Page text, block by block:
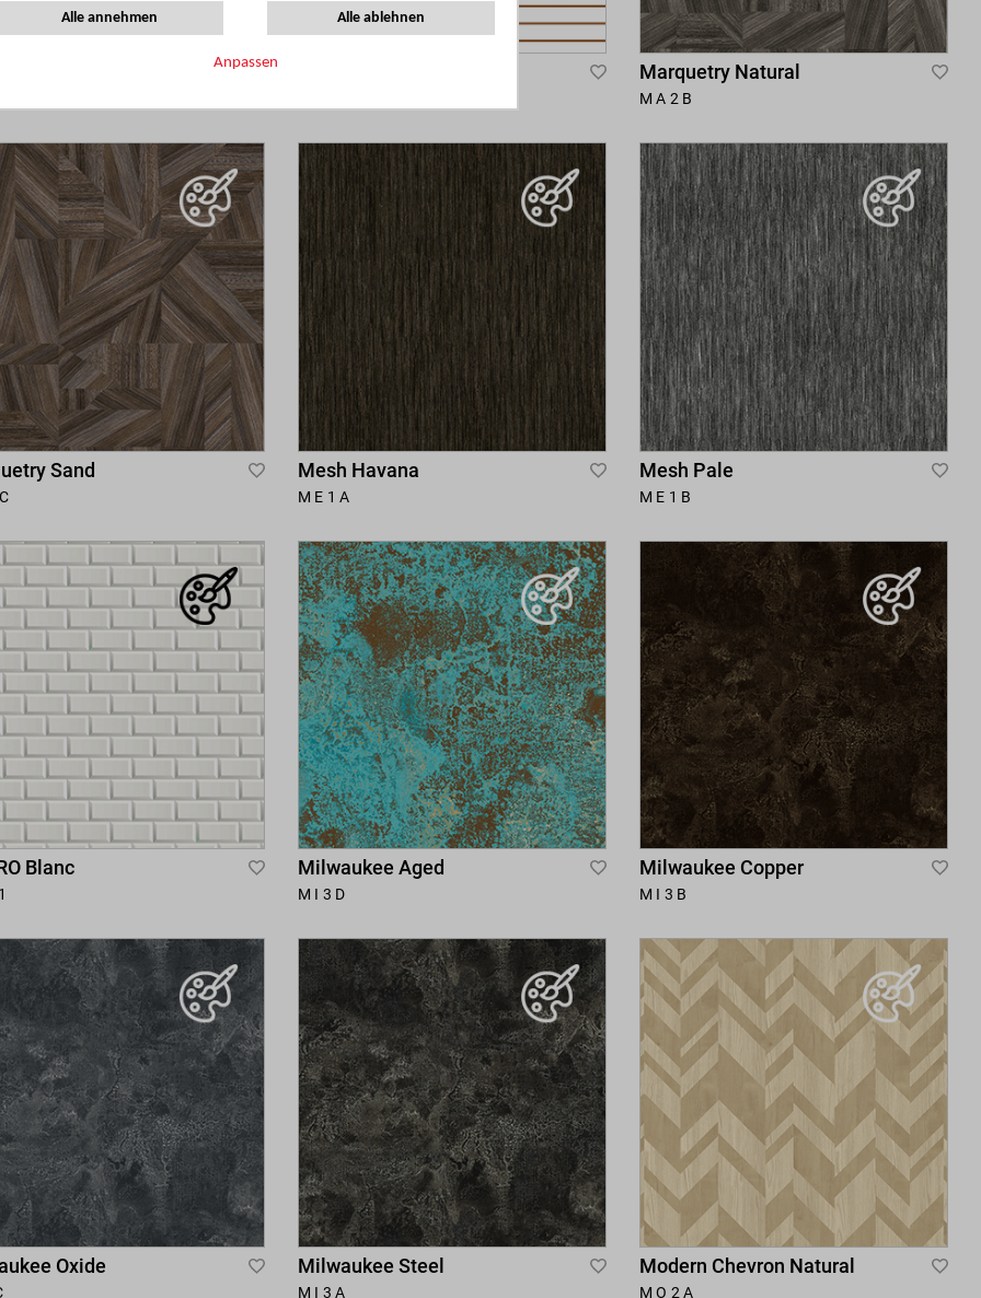
Alle annehmen Alle ablehnen
Anpassen
to
Wish
List
Add
Wish
List
Marquetry Natural
MA2B
Add
List
Sand
Add
Wish
List
Mesh Havana
ME1A
Add
Wish
List
Mesh Pale
ME1B
Add
List
Blanc
Add
Wish
List
Milwaukee Aged
MI3D
Add
Wish
List
Milwaukee Copper
MI3B
Add
List
Oxide
Add
Milwaukee Steel
MI3A
Add
Modern Chevron Natural
MO2A
Add